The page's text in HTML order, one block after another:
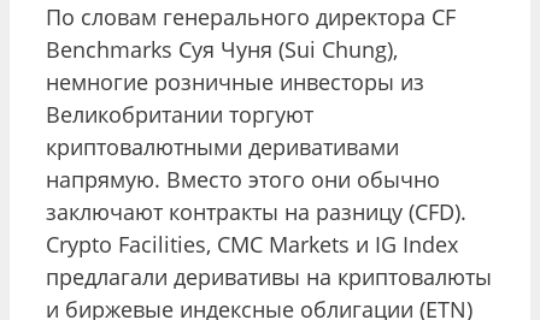
По словам генерального директора CF
Benchmarks Суя Чуня (Sui Chung),
немногие розничные инвесторы из
Великобритании торгуют
криптовалютными деривативами
напрямую. Вместо этого они обычно
заключают контракты на разницу (CFD).
Crypto Facilities, CMC Markets и IG Index
предлагали деривативы на криптовалюты
и биржевые индексные облигации (ETN)